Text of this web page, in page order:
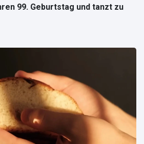
99. Geburtstag und tanzt zu